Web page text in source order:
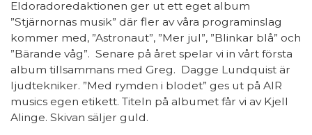
Eldoradoredaktionen ger ut ett eget album
”Stjärnornas musik” där fler av våra programinslag
kommer med, ”Astronaut”, ”Mer jul”, ”Blinkar blå” och
”Bärande våg”. Senare på året spelar vi in vårt första
album tillsammans med Greg. Dagge Lundquist är
ljudtekniker. ”Med rymden i blodet” ges ut på AIR
musics egen etikett. Titeln på albumet får vi av Kjell
Alinge. Skivan säljer guld.